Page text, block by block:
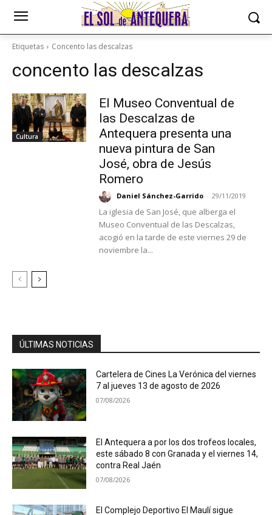
Etiquetas Concento las descalzas
concento las descalzas
Cultura
El Museo Conventual de
las Descalzas de
Antequera presenta una
nueva pintura de San
José, obra de Jesús
Romero
Daniel Sánchez-Garrido - 29/11/2019
La iglesia de San José, que alberga el
Museo Conventual de las Descalzas,
acogió en la tarde de este viernes 29 de
noviembre la...
ÚLTIMAS NOTICIAS
Cartelera de Cines La Verónica del viernes
7 al jueves 13 de agosto de 2026
07/08/2026
El Antequera a por los dos trofeos locales,
este sábado 8 con Granada y el viernes 14,
contra Real Jaén
07/08/2026
El Complejo Deportivo El Maulí sigue